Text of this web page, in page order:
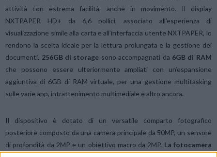
attività con estrema facilità, anche in movimento. Il display
NXTPAPER HD+ da 6,6 pollici, associato all’esperienza di
visualizzazione simile alla carta e all’interfaccia utente NXTPAPER, lo
rendono la scelta ideale per la lettura prolungata e la gestione dei
documenti. 256GB di storage sono accompagnati da 6GB di RAM
che possono essere ulteriormente ampliati con un’espansione
aggiuntiva di 6GB di RAM virtuale, per una gestione multitasking
sulle varie app, intrattenimento multimediale e altro ancora.
Il dispositivo è dotato di un versatile comparto fotografico
posteriore composto da una camera principale da 50MP, un sensore
di profondità da 2MP e un obiettivo macro da 2MP. La fotocamera